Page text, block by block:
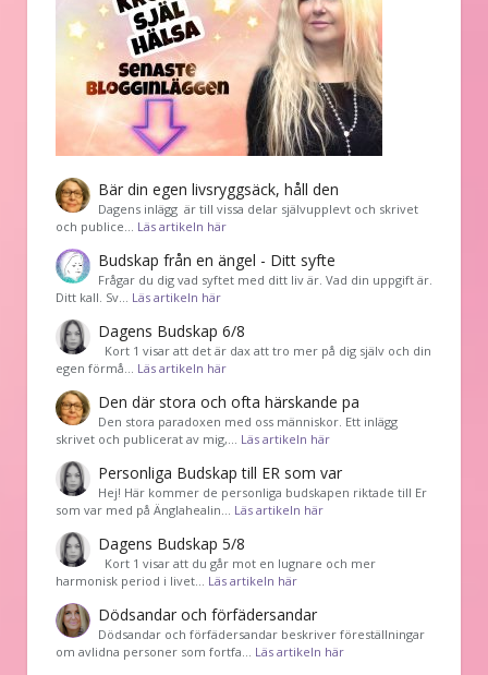
Bär din egen livsryggsäck, håll den
Dagens inlägg är till vissa delar självupplevt och skrivet
och publice… Läs artikeln här
Budskap från en ängel - Ditt syfte
Frågar du dig vad syftet med ditt liv är. Vad din uppgift är.
Ditt kall. Sv… Läs artikeln här
Dagens Budskap 6/8
Kort 1 visar att det är dax att tro mer på dig själv och din
egen förmå… Läs artikeln här
Den där stora och ofta härskande pa
Den stora paradoxen med oss människor. Ett inlägg
skrivet och publicerat av mig,… Läs artikeln här
Personliga Budskap till ER som var
Hej! Här kommer de personliga budskapen riktade till Er
som var med på Änglahealin… Läs artikeln här
Dagens Budskap 5/8
Kort 1 visar att du går mot en lugnare och mer
harmonisk period i livet… Läs artikeln här
Dödsandar och förfädersandar
Dödsandar och förfädersandar beskriver föreställningar
om avlidna personer som fortfa… Läs artikeln här